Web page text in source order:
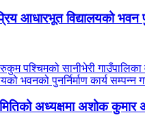
आधारभूत विद्यालयको भवन
रुकुम पश्चिमको सानीभेरी
भवनको पुनर्निर्माण कार्य
अध्यक्षमा अशोक कुमार